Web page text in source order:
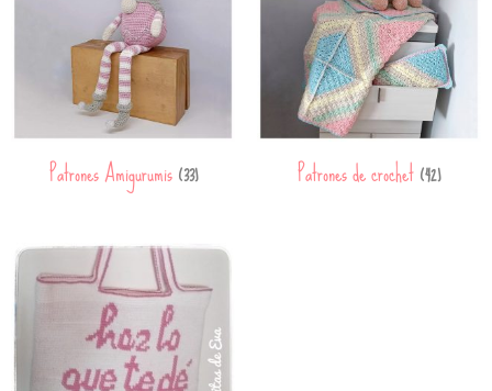
Patrones Amigurumis(33) Patrones de crochet(42)